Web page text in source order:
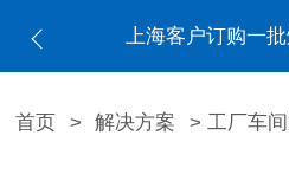
上海客户订购一
首页 > 解决方案 > 工厂车